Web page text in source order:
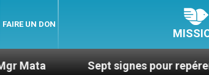
FAIRE UN DON
Sept signes pour repérer les dérives